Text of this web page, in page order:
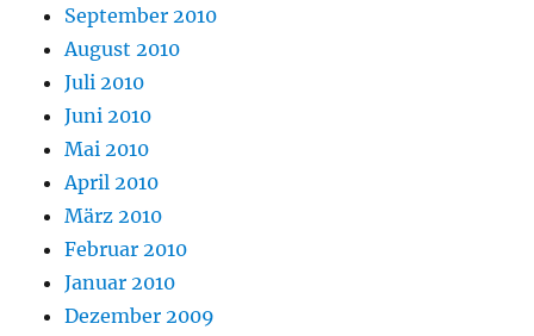
September 2010
August 2010
Juli 2010
Juni 2010
Mai 2010
April 2010
März 2010
Februar 2010
Januar 2010
Dezember 2009